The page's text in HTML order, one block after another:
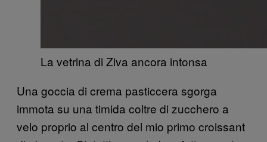
La vetrina di Ziva ancora intonsa
Una goccia di crema pasticcera sgorga
immota su una timida coltre di zucchero a
velo proprio al centro del mio primo croissant